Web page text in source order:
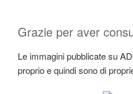
Grazie per aver
Le immagini pubblicate su
proprio e quindi sono di